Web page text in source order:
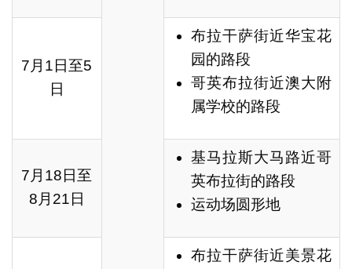
7月1日至5
日
布拉干萨街近华宝花
园的路段
哥英布拉街近澳大附
属学校的路段
7月18日至
8月21日
基马拉斯大马路近哥
英布拉街的路段
运动场圆形地
布拉干萨街近美景花